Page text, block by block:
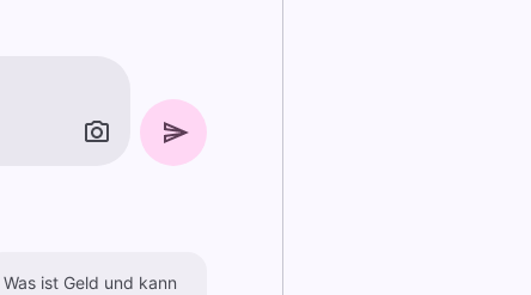
Was ist Geld und kann